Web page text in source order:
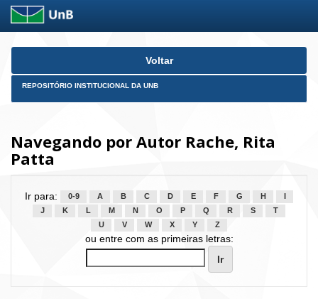
Skip
Voltar
REPOSITÓRIO INSTITUCIONAL DA UNB
Navegando por Autor Rache, Rita
Patta
Ir para: 0-9 A B C D E F G H
J
K L M N O P Q R S
T
U
V W X Y Z
ou entre com as primeiras letras: